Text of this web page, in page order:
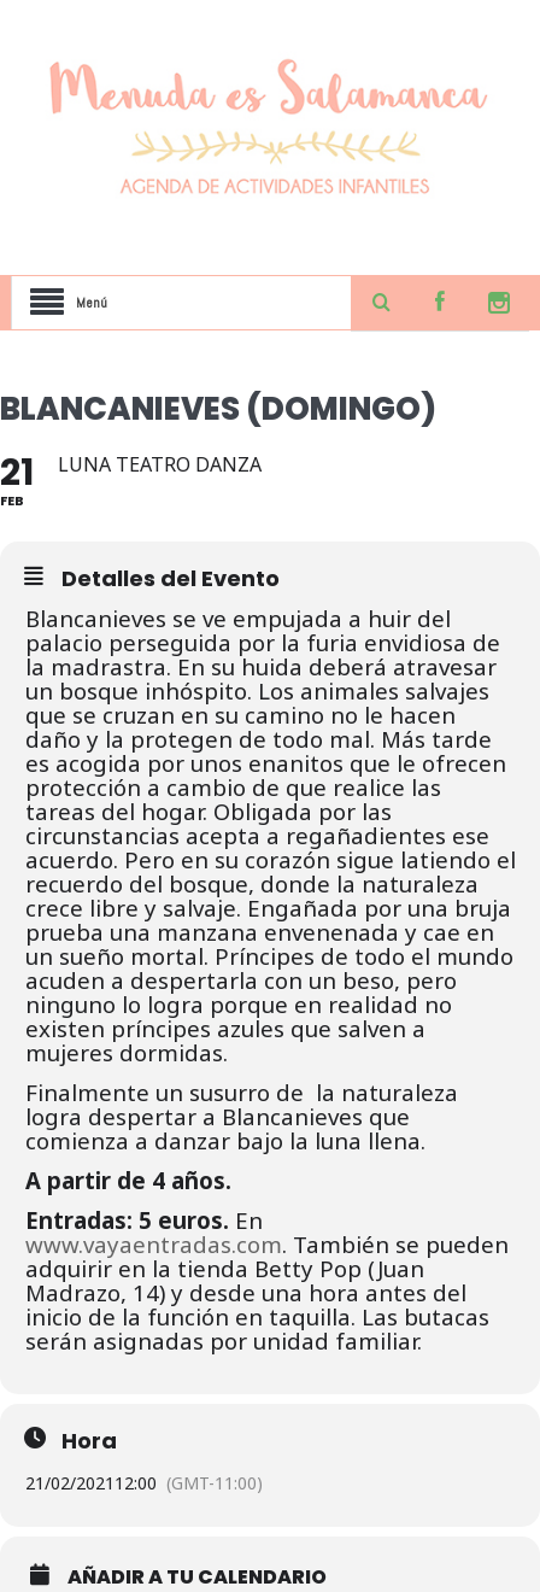
Menú
BLANCANIEVES (DOMINGO)
21
FEB
LUNA TEATRO DANZA
Detalles del Evento
Blancanieves se ve empujada a huir del
palacio perseguida por la furia envidiosa de
la madrastra. En su huida deberá atravesar
un bosque inhóspito. Los animales salvajes
que se cruzan en su camino no le hacen
daño y la protegen de todo mal. Más tarde
es acogida por unos enanitos que le ofrecen
protección a cambio de que realice las
tareas del hogar. Obligada por las
circunstancias acepta a regañadientes ese
acuerdo. Pero en su corazón sigue latiendo el
recuerdo del bosque, donde la naturaleza
crece libre y salvaje. Engañada por una bruja
prueba una manzana envenenada y cae en
un sueño mortal. Príncipes de todo el mundo
acuden a despertarla con un beso, pero
ninguno lo logra porque en realidad no
existen príncipes azules que salven a
mujeres dormidas.
Finalmente un susurro de la naturaleza
logra despertar a Blancanieves que
comienza a danzar bajo la luna llena.
A partir de 4 años.
Entradas: 5 euros. En
www.vayaentradas.com. También se pueden
adquirir en la tienda Betty Pop (Juan
Madrazo, 14) y desde una hora antes del
inicio de la función en taquilla. Las butacas
serán asignadas por unidad familiar.
Hora
21/02/2021 12:00 (GMT-11:00)
AÑADIR A TU CALENDARIO